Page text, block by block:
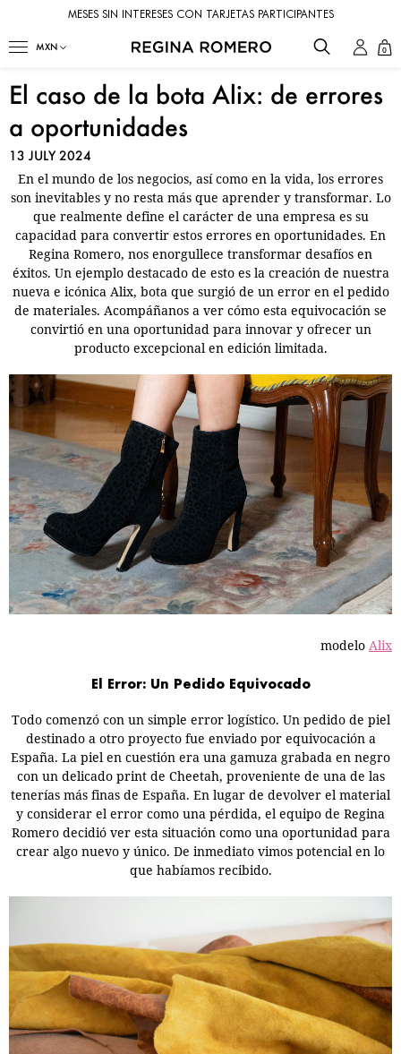
MESES SIN INTERESES CON TARJETAS PARTICIPANTES
0
El caso de la bota Alix: de errores
a oportunidades
13 JULY 2024
En el mundo de los negocios, así como en la vida, los errores
son inevitables y no resta más que aprender y transformar. Lo
que realmente define el carácter de una empresa es su
capacidad para convertir estos errores en oportunidades. En
Regina Romero, nos enorgullece transformar desafíos en
éxitos. Un ejemplo destacado de esto es la creación de nuestra
nueva e icónica Alix, bota que surgió de un error en el pedido
de materiales. Acompáñanos a ver cómo esta equivocación se
convirtió en una oportunidad para innovar y ofrecer un
producto excepcional en edición limitada.
modelo Alix
El Error: Un Pedido Equivocado
Todo comenzó con un simple error logístico. Un pedido de piel
destinado a otro proyecto fue enviado por equivocación a
España. La piel en cuestión era una gamuza grabada en negro
con un delicado print de Cheetah, proveniente de una de las
tenerías más finas de España. En lugar de devolver el material
y considerar el error como una pérdida, el equipo de Regina
Romero decidió ver esta situación como una oportunidad para
crear algo nuevo y único. De inmediato vimos potencial en lo
que habíamos recibido.